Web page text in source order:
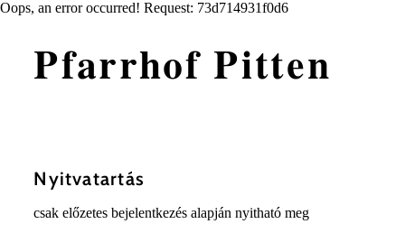
Oops, an error occurred! Request: 73d714931f0d6
Pfarrhof Pitten
Nyitvatartás
csak előzetes bejelentkezés alapján nyitható meg